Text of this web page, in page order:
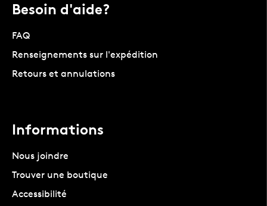
Besoin d'aide?
FAQ
Renseignements sur l'expédition
Retours et annulations
Informations
Nous joindre
Trouver une boutique
Accessibilité